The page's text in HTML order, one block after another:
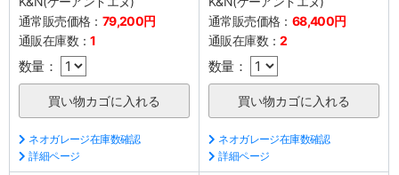
通常販売価格： 79,200円
通販在庫数：1
数量：
ネオガレージ在庫数確認
詳細ページ
通常販売価格： 68,400円
通販在庫数：2
数量：
ネオガレージ在庫数確認
詳細ページ